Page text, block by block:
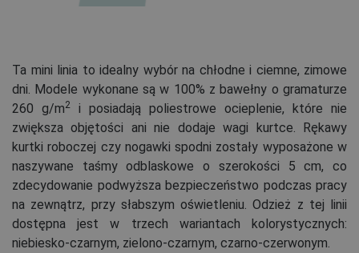
Ta mini linia to idealny wybór na chłodne i ciemne, zimowe
dni. Modele wykonane są w 100% z bawełny o gramaturze
260 g/m2
i posiadają poliestrowe ocieplenie, które nie
zwiększa objętości ani nie dodaje wagi kurtce. Rękawy
kurtki roboczej czy nogawki spodni zostały wyposażone w
naszywane taśmy odblaskowe o szerokości 5 cm, co
zdecydowanie podwyższa bezpieczeństwo podczas pracy
na zewnątrz, przy słabszym oświetleniu. Odzież z tej linii
dostępna jest w trzech wariantach kolorystycznych:
niebiesko-czarnym, zielono-czarnym, czarno-czerwonym.